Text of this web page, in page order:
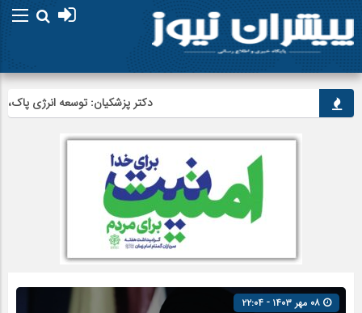
دکتر پزشکیان: توسعه انرژی پاک،